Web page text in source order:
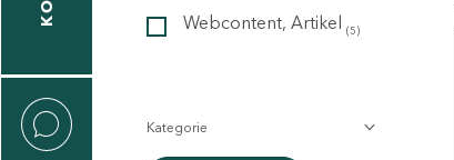
Webcontent, Artikel (5)
Kategorie